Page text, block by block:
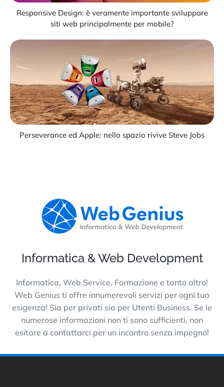
Responsive Design: è veramente importante sviluppare
siti web principalmente per mobile?
Perseverance ed Apple: nello spazio rivive Steve Jobs
Informatica & Web Development
Informatica, Web Service, Formazione e tanto altro!
Web Genius ti offre innumerevoli servizi per ogni tua
esigenza! Sia per privati sia per Utenti Business. Se le
numerose informazioni non ti sono sufficienti, non
esitare a contattarci per un incontro senza impegno!